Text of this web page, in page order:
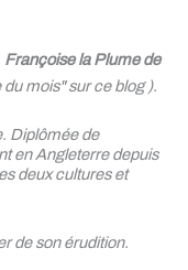
Françoise la Plume de
mois" sur ce blog ).
Diplômée de
en Angleterre depuis
deux cultures et
de son érudition.